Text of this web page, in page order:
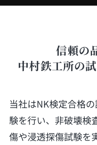
信頼の
中村鉄工所の
当社はNK検定合格
験を行い、非破壊検
傷や浸透探傷試験を